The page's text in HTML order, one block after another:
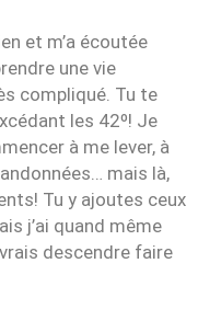
et m’a écoutée
une vie
compliqué. Tu te
les 42º! Je
à me lever, à
mais là,
Tu y ajoutes ceux
j’ai quand même
descendre faire